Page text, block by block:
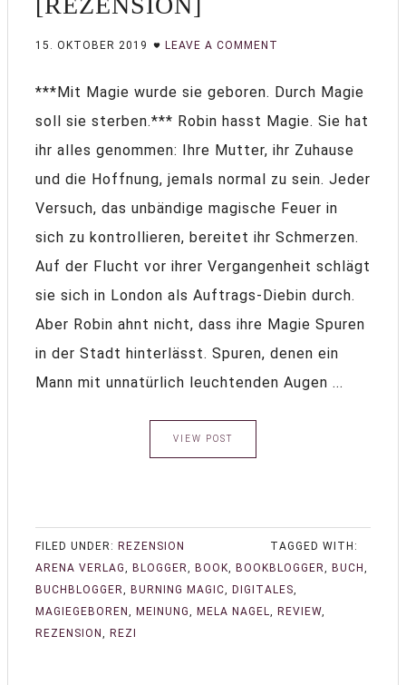
15. OKTOBER 2019 LEAVE A COMMENT
***Mit Magie wurde sie geboren. Durch Magie
soll sie sterben.*** Robin hasst Magie. Sie hat
ihr alles genommen: Ihre Mutter, ihr Zuhause
und die Hoffnung, jemals normal zu sein. Jeder
Versuch, das unbändige magische Feuer in
sich zu kontrollieren, bereitet ihr Schmerzen.
Auf der Flucht vor ihrer Vergangenheit schlägt
sie sich in London als Auftrags-Diebin durch.
Aber Robin ahnt nicht, dass ihre Magie Spuren
in der Stadt hinterlässt. Spuren, denen ein
Mann mit unnatürlich leuchtenden Augen ...
VIEW POST
FILED UNDER: REZENSION
TAGGED WITH:
ARENA VERLAG
BLOGGER BOOK BOOKBLOGGER BUCH
BUCHBLOGGER
BURNING MAGIC DIGITALES
MAGIEGEBOREN
MEINUNG MELA NAGEL REVIEW
REZENSION
REZI